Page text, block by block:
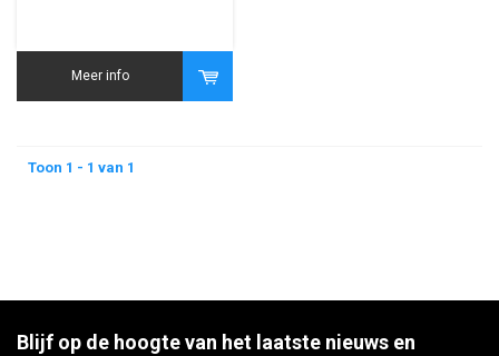
Meer info
Toon 1 - 1 van 1
Blijf op de hoogte van het laatste nieuws en